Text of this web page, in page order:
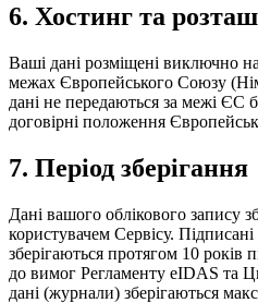
6. Хостинг та
Ваші дані розміщені виключно
межах Європейського Союзу
дані не передаються за межі ЄС
договірні положення
7. Період зберігання
Дані вашого облікового запису
користувачем Сервісу.
зберігаються протягом 10 років
до вимог Регламенту eIDAS та
дані (журнали) зберігаються